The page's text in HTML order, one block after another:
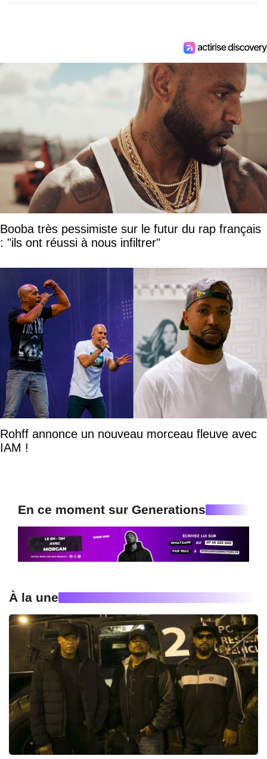
Booba très pessimiste sur le futur du rap français
: "ils ont réussi à nous infiltrer"
Rohff annonce un nouveau morceau fleuve avec
IAM !
En ce moment sur Generations
À la une